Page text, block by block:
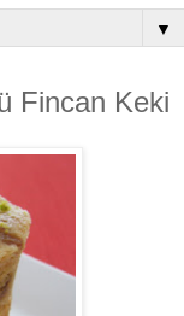
▼
Fincan Keki